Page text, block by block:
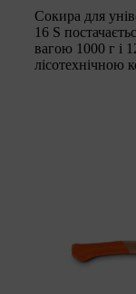
Сокира для
16 S
вагою 1000 г і
лісотехнічною